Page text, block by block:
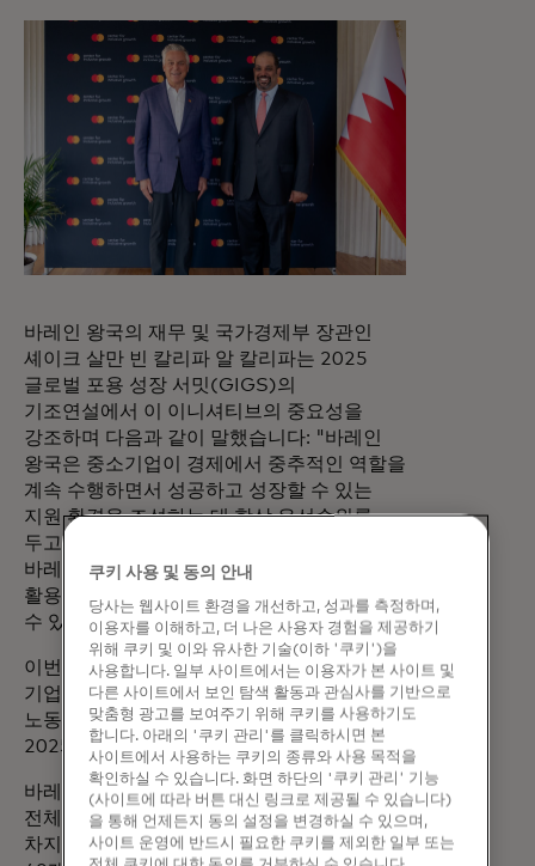
바레인 왕국의 재무 및 국가경제부 장관인
셰이크 살만 빈 칼리파 알 칼리파는 2025
글로벌 포용 성장 서밋(GIGS)의
기조연설에서 이 이니셔티브의 중요성을
강조하며 다음과 같이 말했습니다: "바레인
왕국은 중소기업이 경제에서 중추적인 역할을
계속 수행하면서 성공하고 성장할 수 있는
지원 환경을 조성하는 데 항상 우선순위를
두고 있습니다. 마스터카드와의 파트너십은
바레인의 중소기업이 금융 및 디지털 도구를
활용하여 운영을 강화하고 생산성을 향상시킬
수 있는 길을 열어줄 것입니다."
이번 협력은 바레인의 민간 부문 경쟁력 강화,
기업 디지털화 및 지속가능성 가속화,
노동시장 생태계 개선에 초점을 맞춘 탐킨의
2025년 전략 우선순위와도 일치합니다.
바레인 2023 경제 보고서에따르면 바레인
전체 기업의 93%(% )를 중소기업이
차지합니다. 이 중 79개(% )는 바레인 소유,
쿠키 사용 및 동의 안내
당사는 웹사이트 환경을 개선하고, 성과를 측정하며,
이용자를 이해하고, 더 나은 사용자 경험을 제공하기
위해 쿠키 및 이와 유사한 기술(이하 '쿠키')을
사용합니다. 일부 사이트에서는 이용자가 본 사이트 및
다른 사이트에서 보인 탐색 활동과 관심사를 기반으로
맞춤형 광고를 보여주기 위해 쿠키를 사용하기도
합니다. 아래의 '쿠키 관리'를 클릭하시면 본
사이트에서 사용하는 쿠키의 종류와 사용 목적을
확인하실 수 있습니다. 화면 하단의 '쿠키 관리' 기능
(사이트에 따라 버튼 대신 링크로 제공될 수 있습니다)
을 통해 언제든지 동의 설정을 변경하실 수 있으며,
사이트 운영에 반드시 필요한 쿠키를 제외한 일부 또는